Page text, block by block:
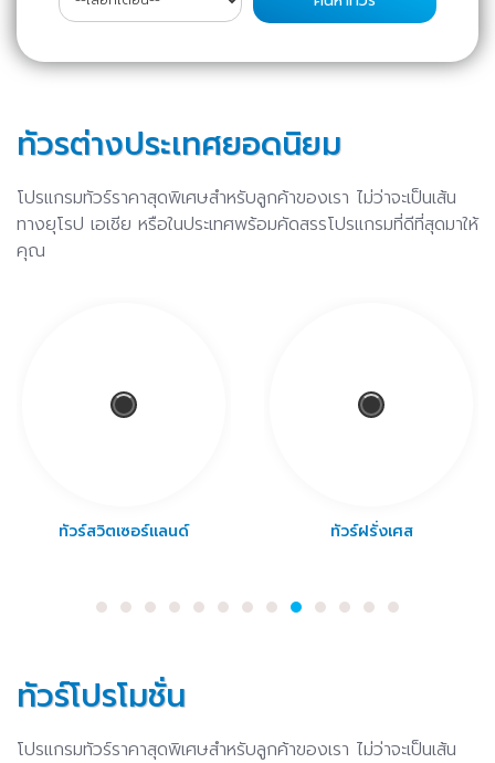
ทัวรต่างประเทศยอดนิยม
โปรแกรมทัวร์ราคาสุดพิเศษสำหรับลูกค้าของเรา ไม่ว่าจะเป็นเส้น
ทางยุโรป เอเชีย หรือในประเทศพร้อมคัดสรรโปรแกรมที่ดีที่สุดมาให้
คุณ
ทัวร์ฝรั่งเศส ทัวร์ตุรเคีย
ทัวร์โปรโมชั่น
โปรแกรมทัวร์ราคาสุดพิเศษสำหรับลูกค้าของเรา ไม่ว่าจะเป็นเส้น